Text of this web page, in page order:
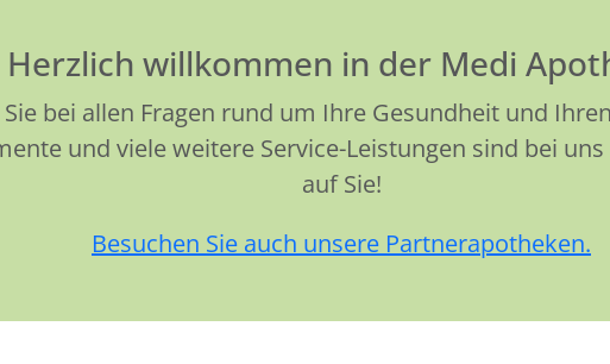
Herzlich willkommen in der Medi
bei allen Fragen rund um Ihre Gesundheit und
und viele weitere Service-Leistungen sind bei
auf Sie!
Besuchen Sie auch unsere Partnerapotheken.